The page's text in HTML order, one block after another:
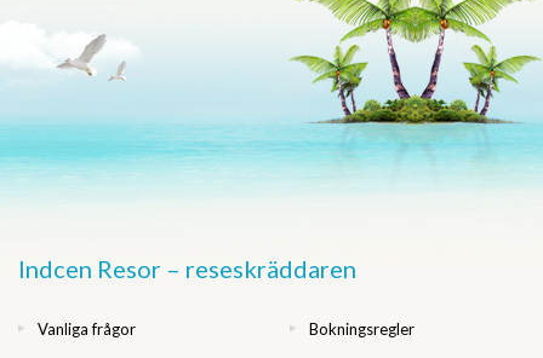
Indcen Resor – reseskräddaren
Vanliga frågor Bokningsregler